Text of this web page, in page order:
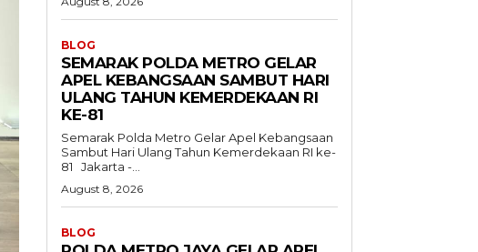
BLOG
SEMARAK POLDA METRO GELAR
APEL KEBANGSAAN SAMBUT HARI
ULANG TAHUN KEMERDEKAAN RI
KE-81
Semarak Polda Metro Gelar Apel Kebangsaan
Sambut Hari Ulang Tahun Kemerdekaan RI ke-
81 Jakarta -...
August 8, 2026
BLOG